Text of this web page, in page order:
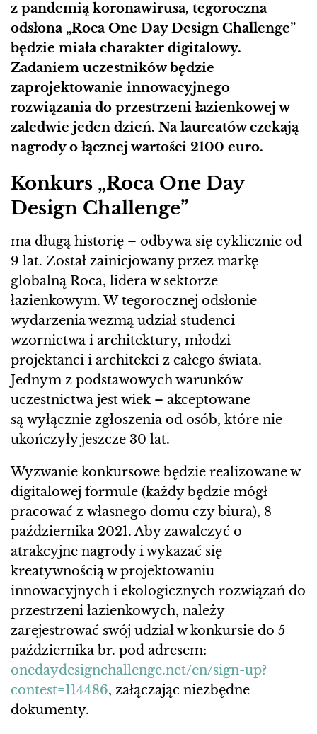
z pandemią koronawirusa, tegoroczna
odsłona „Roca One Day Design Challenge”
będzie miała charakter digitalowy.
Zadaniem uczestników będzie
zaprojektowanie innowacyjnego
rozwiązania do przestrzeni łazienkowej w
zaledwie jeden dzień. Na laureatów czekają
nagrody o łącznej wartości 2100 euro.
Konkurs „Roca One Day
Design Challenge”
ma długą historię – odbywa się cyklicznie od
9 lat. Został zainicjowany przez markę
globalną Roca, lidera w sektorze
łazienkowym. W tegorocznej odsłonie
wydarzenia wezmą udział studenci
wzornictwa i architektury, młodzi
projektanci i architekci z całego świata.
Jednym z podstawowych warunków
uczestnictwa jest wiek – akceptowane
są wyłącznie zgłoszenia od osób, które nie
ukończyły jeszcze 30 lat.
Wyzwanie konkursowe będzie realizowane w
digitalowej formule (każdy będzie mógł
pracować z własnego domu czy biura), 8
października 2021. Aby zawalczyć o
atrakcyjne nagrody i wykazać się
kreatywnością w projektowaniu
innowacyjnych i ekologicznych rozwiązań do
przestrzeni łazienkowych, należy
zarejestrować swój udział w konkursie do 5
października br. pod adresem:
onedaydesignchallenge.net/en/sign-up?
contest=114486, załączając niezbędne
dokumenty.